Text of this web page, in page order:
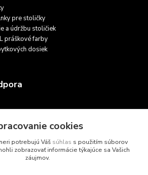
pre stoličky
a údržbu stoličiek
práškové farby
dosiek
- 16.00 cookies
potrebujú Váš súhlas s použitím súborov
zobrazovať informácie týkajúce sa Vašich
záujmov.